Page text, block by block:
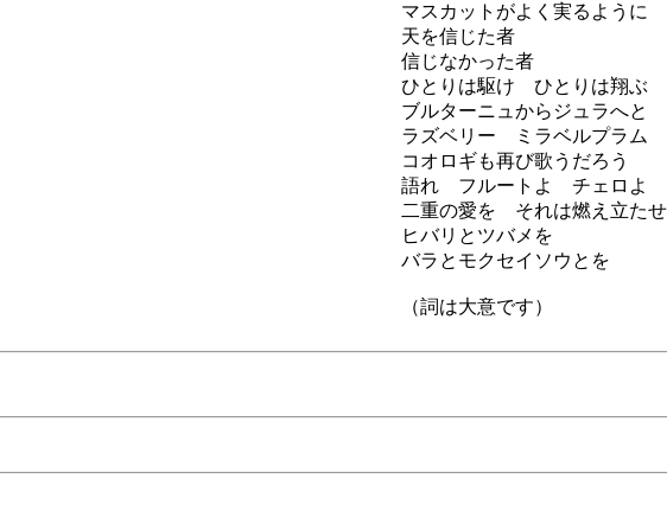
マスカットがよく実るように
天を信じた者
信じなかった者
ひとりは駆け ひとりは翔ぶ
ブルターニュからジュラへと
ラズベリー ミラベルプラム
コオロギも再び歌うだろう
語れ フルートよ チェロよ
二重の愛を それは燃え立た
ヒバリとツバメを
バラとモクセイソウとを
（詞は大意です）